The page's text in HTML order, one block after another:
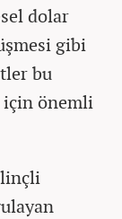
dolar
gibi
bu
için önemli